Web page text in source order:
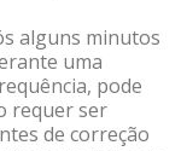
alguns minutos
uma
pode
requer ser
de correção